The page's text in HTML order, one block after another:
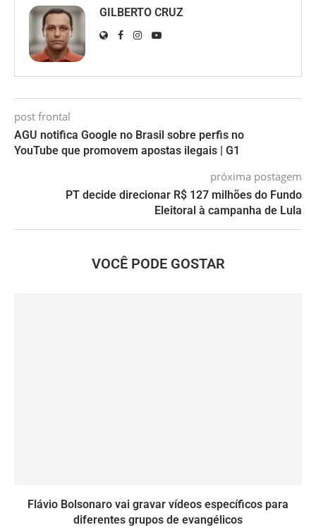
GILBERTO CRUZ
post frontal
AGU notifica Google no Brasil sobre perfis no
YouTube que promovem apostas ilegais | G1
próxima postagem
PT decide direcionar R$ 127 milhões do Fundo
Eleitoral à campanha de Lula
VOCÊ PODE GOSTAR
Flávio Bolsonaro vai gravar vídeos específicos para
diferentes grupos de evangélicos